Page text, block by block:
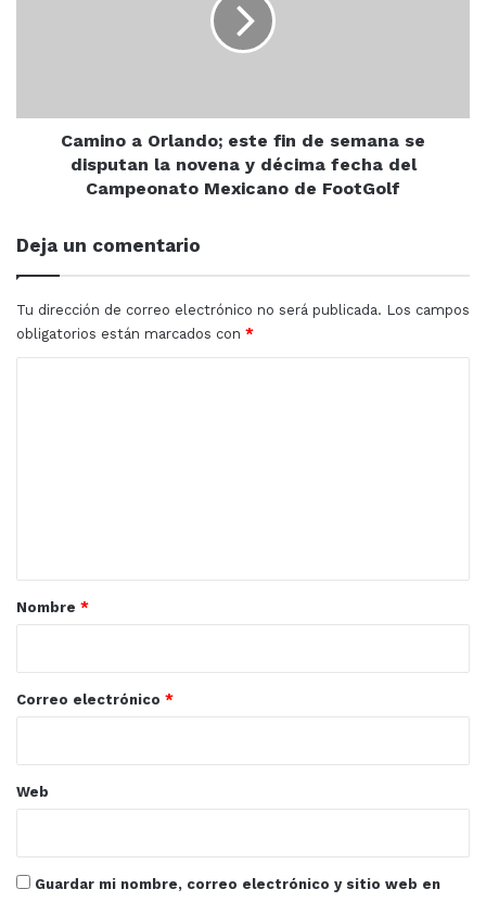
disputan
del
Campeonato
FootGolf
Camino a Orlando; este fin de semana se
disputan la novena y décima fecha del
Campeonato Mexicano de FootGolf
Deja un comentario
Tu dirección de correo electrónico no será publicada. Los campos
obligatorios están marcados con *
r
*
Nombre *
Correo electrónico *
Web
Guardar mi nombre, correo electrónico y sitio web en